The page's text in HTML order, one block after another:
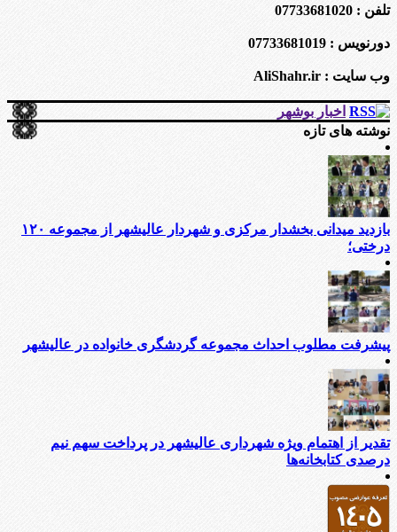
تلفن : 07733681020
دورنویس : 07733681019
وب سایت : AliShahr.ir
اخبار بوشهر
نوشته های تازه
بازدید میدانی بخشدار مرکزی و شهردار عالیشهر از مجموعه ۱۲۰
درختی؛
پیشرفت مطلوب احداث مجموعه گردشگری خانواده در عالیشهر
تقدیر از اهتمام ویژه شهرداری عالیشهر در پرداخت سهم نیم
درصدی کتابخانه‌ها